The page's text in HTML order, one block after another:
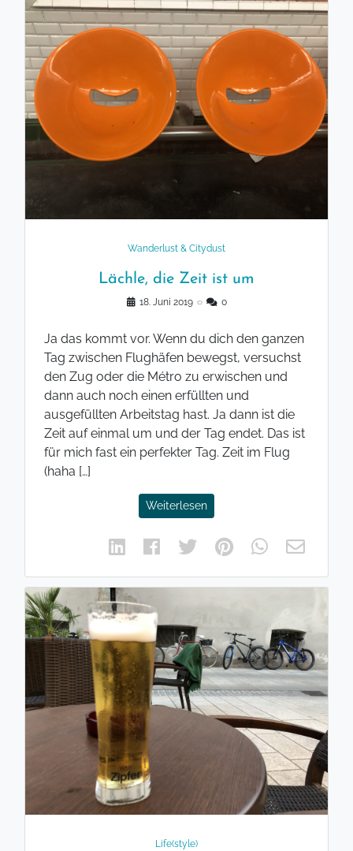
Wanderlust & Citydust
Lächle, die Zeit ist um
18. Juni 2019 ◌ 0
Ja das kommt vor. Wenn du dich den ganzen
Tag zwischen Flughäfen bewegst, versuchst
den Zug oder die Métro zu erwischen und
dann auch noch einen erfüllten und
ausgefüllten Arbeitstag hast. Ja dann ist die
Zeit auf einmal um und der Tag endet. Das ist
für mich fast ein perfekter Tag. Zeit im Flug
(haha […]
Weiterlesen
Life(style)